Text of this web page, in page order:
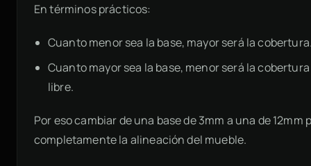
En términos prácticos:
Cuanto menor sea la base, mayor será la
Cuanto mayor sea la base, menor será la
libre.
Por eso cambiar de una base de 3mm a una de 12mm
completamente la alineación del mueble.